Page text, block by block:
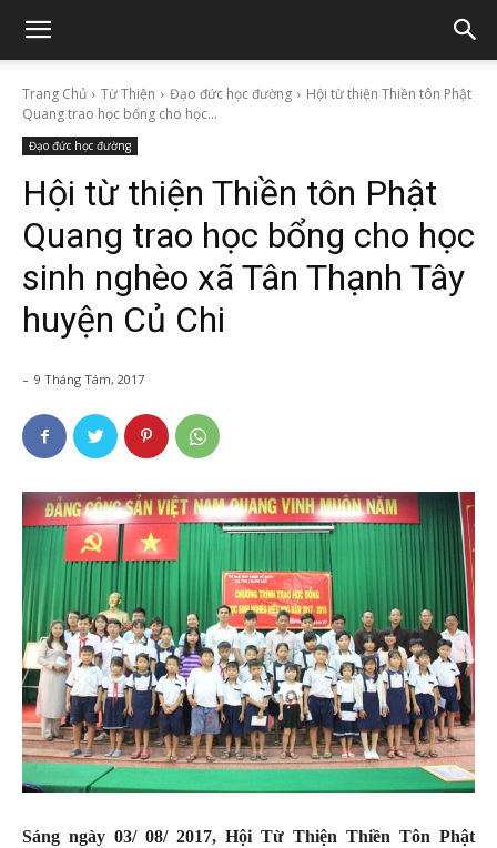
Trang Chủ Từ Thiện Đạo đức học đường
Hội từ thiện Thiền tôn Phật
Quang trao học bổng cho học...
Đạo đức học đường
Hội từ thiện Thiền tôn Phật
Quang trao học bổng cho học
sinh nghèo xã Tân Thạnh Tây
huyện Củ Chi
- 9 Tháng Tám, 2017
Sáng ngày 03/ 08/ 2017, Hội Từ Thiện Thiền Tôn Phật